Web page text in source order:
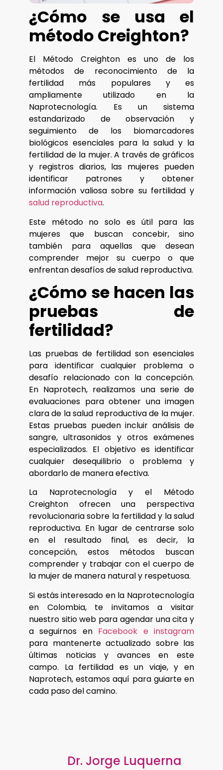
¿Cómo se usa el
método Creighton?
El Método Creighton es uno de los
métodos de reconocimiento de la
fertilidad más populares y es
ampliamente utilizado en la
Naprotecnología. Es un sistema
estandarizado de observación y
seguimiento de los biomarcadores
biológicos esenciales para la salud y la
fertilidad de la mujer. A través de gráficos
y registros diarios, las mujeres pueden
identificar patrones y obtener
información valiosa sobre su fertilidad y
salud reproductiva.
Este método no solo es útil para las
mujeres que buscan concebir, sino
también para aquellas que desean
comprender mejor su cuerpo o que
enfrentan desafíos de salud reproductiva.
¿Cómo se hacen las
pruebas de
fertilidad?
Las pruebas de fertilidad son esenciales
para identificar cualquier problema o
desafío relacionado con la concepción.
En Naprotech, realizamos una serie de
evaluaciones para obtener una imagen
clara de la salud reproductiva de la mujer.
Estas pruebas pueden incluir análisis de
sangre, ultrasonidos y otros exámenes
especializados. El objetivo es identificar
cualquier desequilibrio o problema y
abordarlo de manera efectiva.
La Naprotecnología y el Método
Creighton ofrecen una perspectiva
revolucionaria sobre la fertilidad y la salud
reproductiva. En lugar de centrarse solo
en el resultado final, es decir, la
concepción, estos métodos buscan
comprender y trabajar con el cuerpo de
la mujer de manera natural y respetuosa.
Si estás interesado en la Naprotecnología
en Colombia, te invitamos a visitar
nuestro sitio web para agendar una cita y
a seguirnos en Facebook e instagram
para mantenerte actualizado sobre las
últimas noticias y avances en este
campo. La fertilidad es un viaje, y en
Naprotech, estamos aquí para guiarte en
cada paso del camino.
Dr. Jorge Luquerna